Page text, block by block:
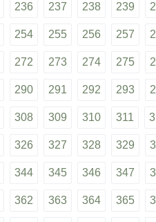
236 237 238 239
254 255 256 257
272 273 274 275
290 291 292 293
308 309 310 311
326 327 328 329
344 345 346 347
362 363 364 365